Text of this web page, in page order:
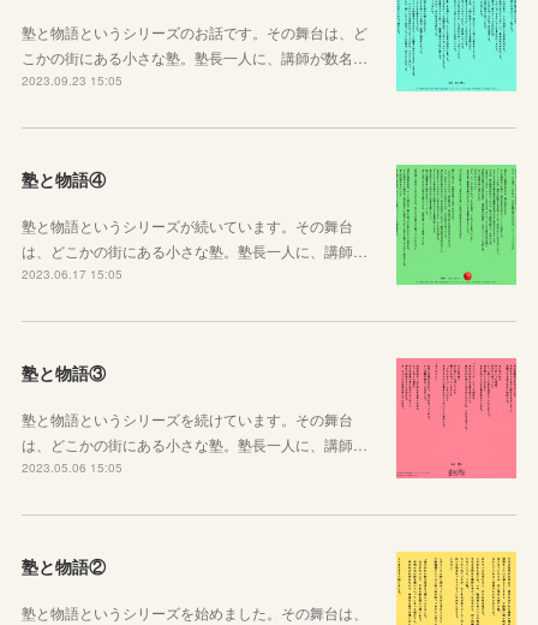
塾と物語というシリーズのお話です。その舞台は、ど
こかの街にある小さな塾。塾長一人に、講師が数名…
2023.09.23 15:05
塾と物語④
塾と物語というシリーズが続いています。その舞台
は、どこかの街にある小さな塾。塾長一人に、講師…
2023.06.17 15:05
塾と物語③
塾と物語というシリーズを続けています。その舞台
は、どこかの街にある小さな塾。塾長一人に、講師…
2023.05.06 15:05
塾と物語②
塾と物語というシリーズを始めました。その舞台は、